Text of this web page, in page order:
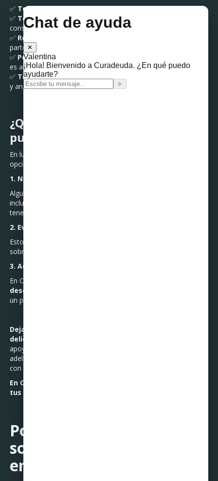
✅ Te reportan al Buró de Créditocon calificación negativa.
✅ Te cobrarán intereses moratorios
considerablemente el monto que debes.
✅ Recibirás llamadas y notificaciones de cobranza
parte del banco o de despachos externos.
✅ Podrías enfrentar una demanda mercantil
es alta y no llegas a un acuerdo.
✅ Tu salud emocional se verá afectada
y ansiedad por la presión constante.
¿Qué puedes hacer si ya no
puedes pagar tu préstamo?
En lugar de ignorar el problema, es mejor actuar. Aquí algunas
opciones:
1. Negocia directamente con la institución
Algunos bancos ofrecen reestructuras, plazos más largos o
incluso descuentos por pago único, recuerda que deberás
tener el dinero disponible.
2. Evita pedir más préstamos para cubrir deudas
Esto solo alarga el problema y puede llevarte al
sobreendeudamiento.
3. Acércate a expertos como Curadeuda
En Curadeuda te ayudamos a
descuentos reales y sin pedir más créditos
un plan a tu medida y con asesoría personalizada.
Dejar de pagar un préstamo personal es una situación
delicada, pero no estás perdido.
apoyo profesional y disposición para negociar, puedes salir
adelante. No se trata de huir, sino de tomar el control y actuar
con inteligencia financiera.
En Curadeuda, estamos para ayudarte a ponerle fin a
tus deudas y recuperar tu tranquilidad.
Porque toda deuda tiene
solución… y tú mereces
empezar de nuevo.